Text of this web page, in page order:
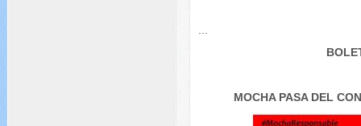
...
MOCHA PASA DEL